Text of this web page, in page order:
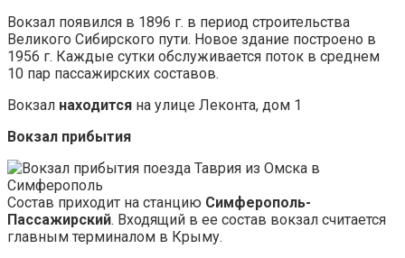
Вокзал появился в 1896 г. в период строительства
Великого Сибирского пути. Новое здание построено в
1956 г. Каждые сутки обслуживается поток в среднем
10 пар пассажирских составов.
Вокзал находится на улице Леконта, дом 1
Вокзал прибытия
Состав приходит на станцию Симферополь-
Пассажирский. Входящий в ее состав вокзал считается
главным терминалом в Крыму.